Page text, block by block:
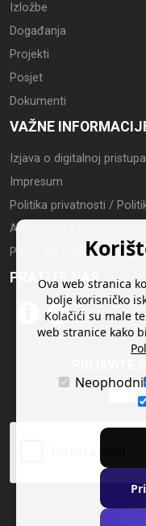
Izložbe
Događanja
Projekti
Posjet
Dokumenti
VAŽNE
Izjava o digitalnoj
Impresum
Politika privatnosti /
Arhiva web stranice
Postavke kolačića
PRATITE NAS
Ova web stranica
bolje korisničko
Kolačići su male
web stranice kako
Neophodni